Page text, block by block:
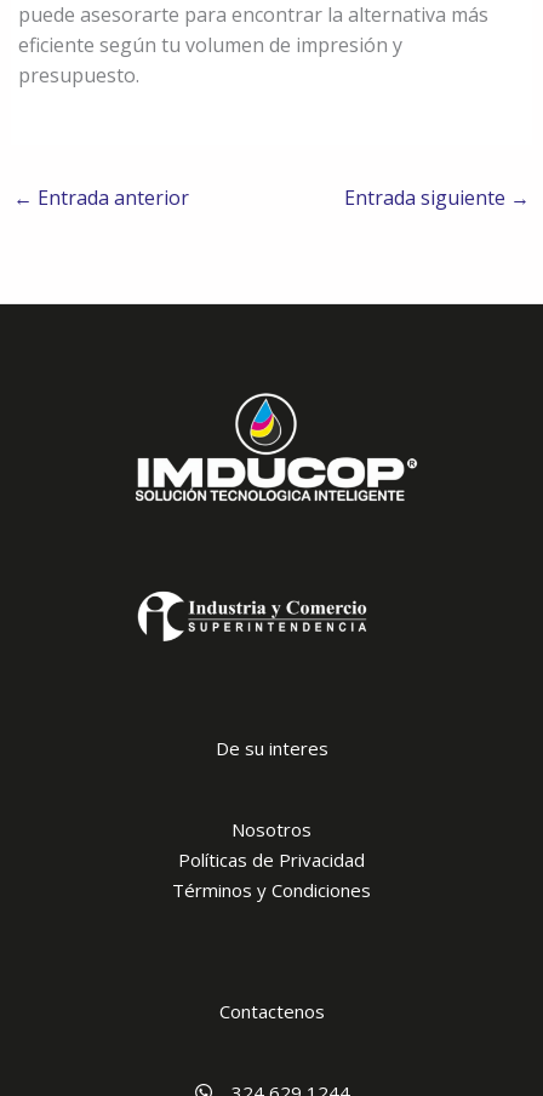
puede asesorarte para encontrar la alternativa más
eficiente según tu volumen de impresión y
presupuesto.
← Entrada anterior Entrada siguiente →
De su interes
Nosotros
Políticas de Privacidad
Términos y Condiciones
Contactenos